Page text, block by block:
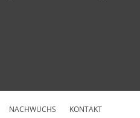
NACHWUCHS
KONTAKT